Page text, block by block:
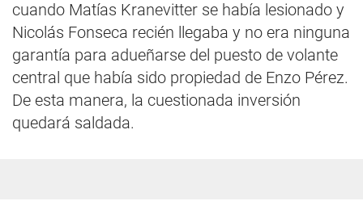
cuando Matías Kranevitter se había lesionado y
Nicolás Fonseca recién llegaba y no era ninguna
garantía para adueñarse del puesto de volante
central que había sido propiedad de Enzo Pérez.
De esta manera, la cuestionada inversión
quedará saldada.